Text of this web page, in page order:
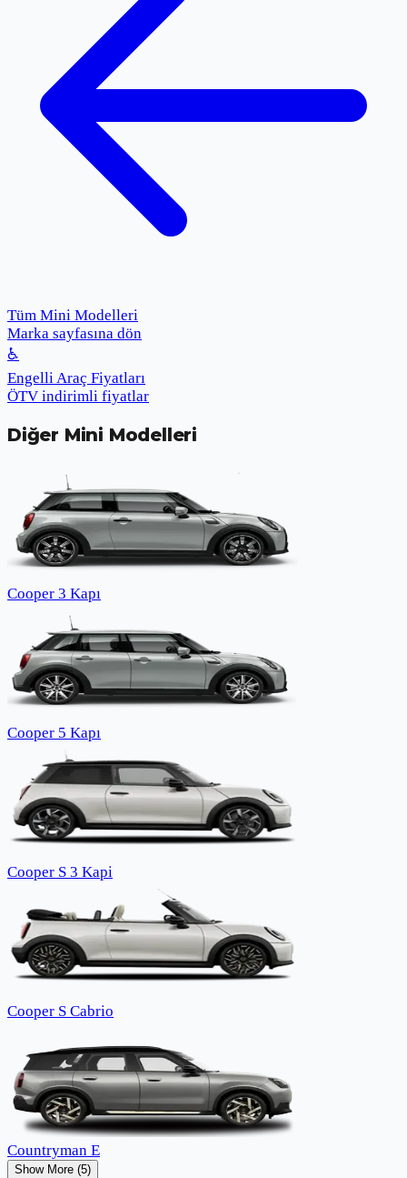
Tüm Mini Modelleri
Marka sayfasına dön
♿
Engelli Araç Fiyatları
ÖTV indirimli fiyatlar
Diğer Mini Modelleri
Cooper 3 Kapı
Cooper 5 Kapı
Cooper S 3 Kapi
Cooper S Cabrio
Countryman E
Show More (5)